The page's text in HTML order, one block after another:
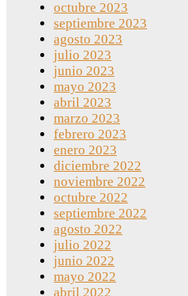
octubre 2023
septiembre 2023
agosto 2023
julio 2023
junio 2023
mayo 2023
abril 2023
marzo 2023
febrero 2023
enero 2023
diciembre 2022
noviembre 2022
octubre 2022
septiembre 2022
agosto 2022
julio 2022
junio 2022
mayo 2022
abril 2022